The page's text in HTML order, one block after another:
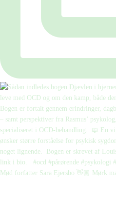
Mød forfatter Sara Ejersbo 👋🏼 Mørk